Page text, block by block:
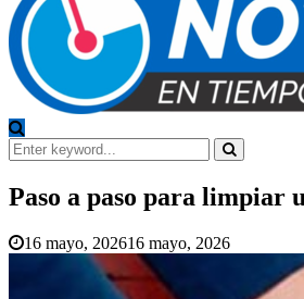
Search
for:
Search
Paso a paso para limpiar
16 mayo, 202616 mayo, 2026